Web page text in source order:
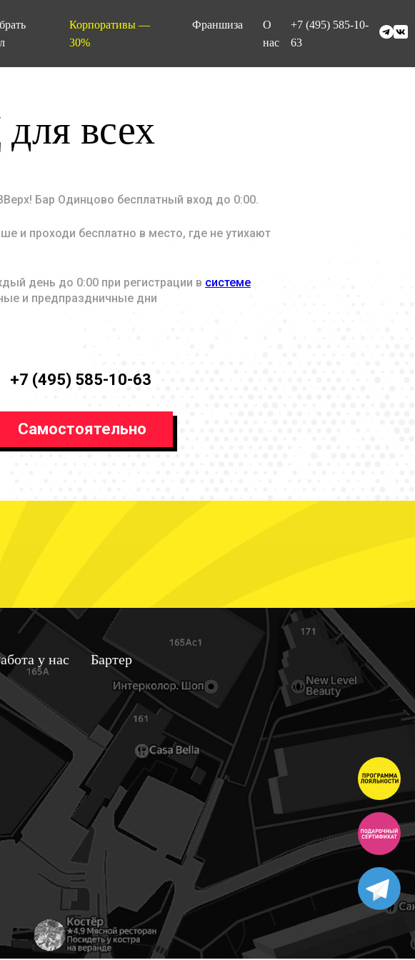
Корпоративы —
30%
Франшиза
О
нас
+7 (495) 585-10-
63
всех
Бар Одинцово бесплатный вход до 0:00.
и проходи бесплатно в место, где не утихают
день до 0:00 при регистрации в системе
и предпраздничные дни
+7 (495) 585-10-63
Самостоятельно
у нас Бартер